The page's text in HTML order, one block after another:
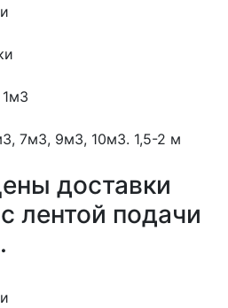
7м3, 9м3, 10м3. 1,5-2 м
доставки
лентой подачи